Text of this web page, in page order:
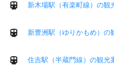
新木場駅（有楽町線）の観
新豊洲駅（ゆりかもめ）の
住吉駅（半蔵門線）の観光